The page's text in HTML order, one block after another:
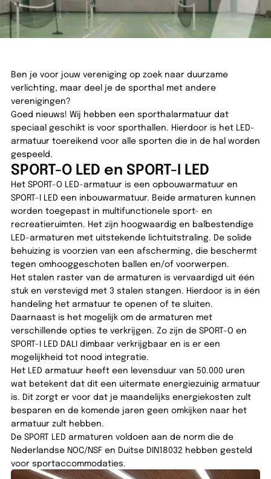
Geschreven door Tim Verbeeten
Ben je voor jouw vereniging op zoek naar duurzame
verlichting, maar deel je de sporthal met andere
verenigingen?
Goed nieuws! Wij hebben een sporthalarmatuur dat
speciaal geschikt is voor sporthallen. Hierdoor is het LED-
armatuur toereikend voor alle sporten die in de hal worden
gespeeld.
SPORT-O LED en SPORT-I LED
Het SPORT-O LED-armatuur is een opbouwarmatuur en
SPORT-I LED een inbouwarmatuur. Beide armaturen kunnen
worden toegepast in multifunctionele sport- en
recreatieruimten. Het zijn hoogwaardig en balbestendige
LED-armaturen met uitstekende lichtuitstraling. De solide
behuizing is voorzien van een afscherming, die beschermt
tegen omhooggeschoten ballen en/of voorwerpen.
Het stalen raster van de armaturen is vervaardigd uit één
stuk en verstevigd met 3 stalen stangen. Hierdoor is in één
handeling het armatuur te openen of te sluiten.
Daarnaast is het mogelijk om de armaturen met
verschillende opties te verkrijgen. Zo zijn de SPORT-O en
SPORT-I LED DALI dimbaar verkrijgbaar en is er een
mogelijkheid tot nood integratie.
Het LED armatuur heeft een levensduur van 50.000 uren
wat betekent dat dit een uitermate energiezuinig armatuur
is. Dit zorgt er voor dat je maandelijks energiekosten zult
besparen en de komende jaren geen omkijken naar het
armatuur zult hebben.
De SPORT LED armaturen voldoen aan de norm die de
Nederlandse NOC/NSF en Duitse DIN18032 hebben gesteld
voor sportaccommodaties.